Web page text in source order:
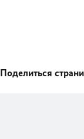
Поделиться